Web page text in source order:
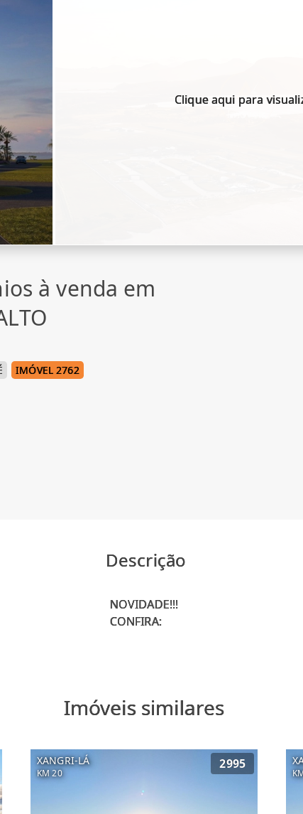
Clique aqui para
à venda em
IMÓVEL 2762
Descrição
NOVIDADE!!!
CONFIRA:
Imóveis similares
XANGRI-LÁ
KM 20
2995